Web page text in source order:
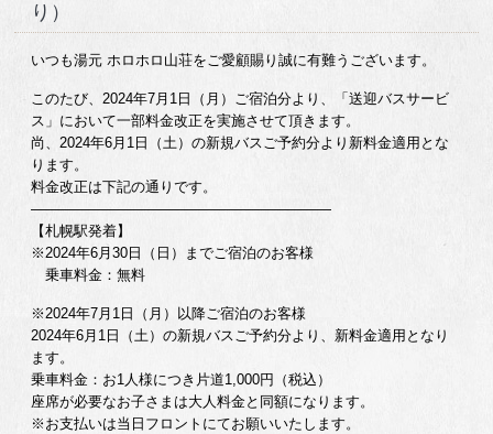
り）
いつも湯元 ホロホロ山荘をご愛顧賜り誠に有難うございます。
このたび、2024年7月1日（月）ご宿泊分より、「送迎バスサービ
ス」において一部料金改正を実施させて頂きます。
尚、2024年6月1日（土）の新規バスご予約分より新料金適用とな
ります。
料金改正は下記の通りです。
—————————————————————
【札幌駅発着】
※2024年6月30日（日）までご宿泊のお客様
乗車料金：無料
※2024年7月1日（月）以降ご宿泊のお客様
2024年6月1日（土）の新規バスご予約分より、新料金適用となり
ます。
乗車料金：お1人様につき片道1,000円（税込）
座席が必要なお子さまは大人料金と同額になります。
※お支払いは当日フロントにてお願いいたします。